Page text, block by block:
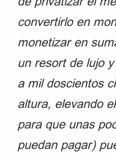
convertirlo en
monetizar en
un resort de lujo
a mil doscientos
altura, elevando
para que unas
puedan pagar)